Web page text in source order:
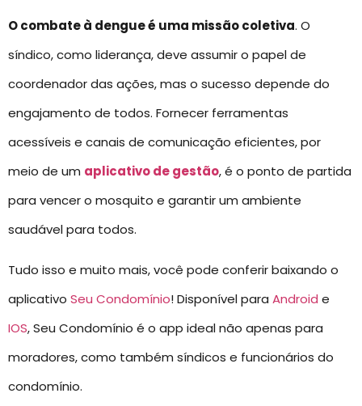
O combate à dengue é uma missão coletiva. O
síndico, como liderança, deve assumir o papel de
coordenador das ações, mas o sucesso depende do
engajamento de todos. Fornecer ferramentas
acessíveis e canais de comunicação eficientes, por
meio de um aplicativo de gestão, é o ponto de partida
para vencer o mosquito e garantir um ambiente
saudável para todos.
Tudo isso e muito mais, você pode conferir baixando o
aplicativo Seu Condomínio! Disponível para Android e
IOS, Seu Condomínio é o app ideal não apenas para
moradores, como também síndicos e funcionários do
condomínio.